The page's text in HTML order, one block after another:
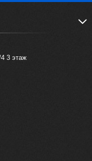
4 3 этаж